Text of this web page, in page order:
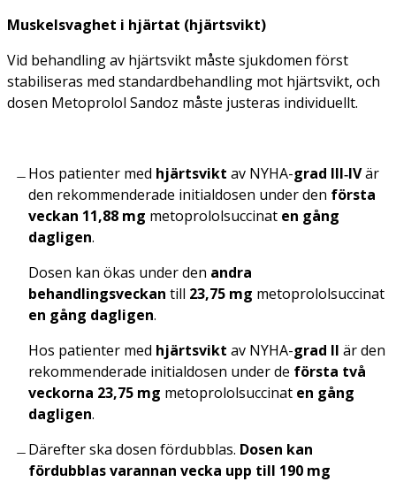
Muskelsvaghet i hjärtat (hjärtsvikt)
Vid behandling av hjärtsvikt måste sjukdomen först
stabiliseras med standard­behandling mot hjärtsvikt, och
dosen Metoprolol Sandoz måste justeras individuellt.
Hos patienter med hjärtsvikt av NYHA-grad III‑IVär
den rekommenderade initialdosen under den första
veckan 11,88 mg metoprololsuccinat en gång
dagligen.
Dosen kan ökas under den andra
behandlingsveckan till 23,75 mg metoprololsuccinat
en gång dagligen.
Hos patienter med hjärtsvikt av NYHA-grad II är den
rekommenderade initialdosen under de första två
veckorna 23,75 mg metoprololsuccinat en gång
dagligen.
Därefter ska dosen fördubblas. Dosen kan
fördubblas varannan vecka upp till 190 mg